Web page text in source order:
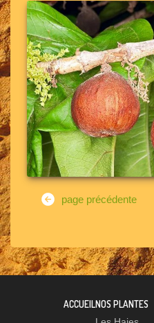
page précédente
ACCUEILNOS PLANTES